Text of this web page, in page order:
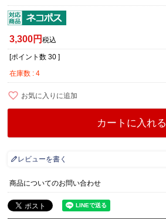
3,300 税込
[ポイント数 30 ]
在庫数
4
お気に入りに追加
カートに入れる
レビューを書く
商品についてのお問い合わせ